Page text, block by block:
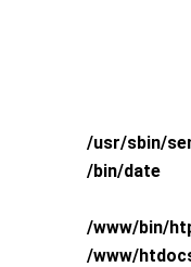
/usr/sbin/
/bin/date
/www/bin/
/www/